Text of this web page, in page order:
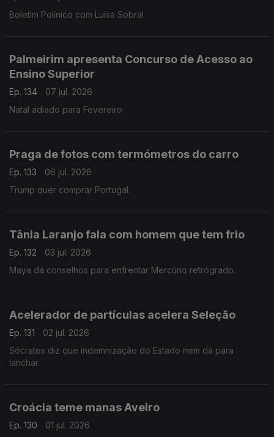
Boletim Polínico com Luísa Sobral
Palmeirim apresenta Concurso de Acesso ao
Ensino Superior
Ep. 134
07 jul. 2026
Natal adiado para Fevereiro
Praga de fotos com termómetros do carro
Ep. 133
06 jul. 2026
Trump quer comprar Portugal.
Tânia Laranjo fala com homem que tem frio
Ep. 132
03 jul. 2026
Maya dá conselhos para enfrentar Mercúrio retrógrado.
Acelerador de partículas acelera Seleção
Ep. 131
02 jul. 2026
Sócrates diz que indemnização do Estado nem dá para
lanchar.
Croácia teme manas Aveiro
Ep. 130
01 jul. 2026